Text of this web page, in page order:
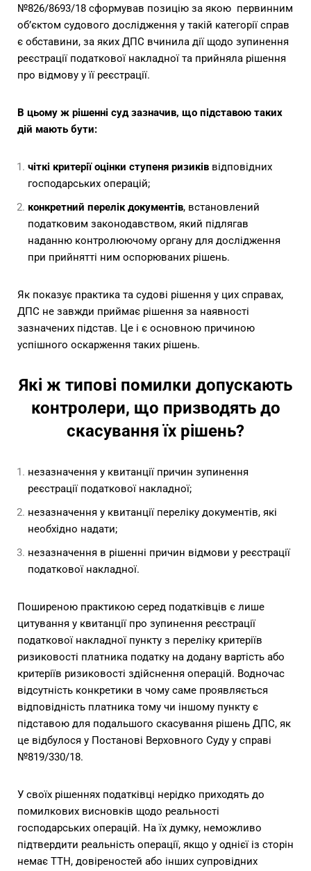
№826/8693/18 сформував позицію за якою первинним
об’єктом судового дослідження у такій категорії справ
є обставини, за яких ДПС вчинила дії щодо зупинення
реєстрації податкової накладної та прийняла рішення
про відмову у її реєстрації.
В цьому ж рішенні суд зазначив, що підставою таких
дій мають бути:
чіткі критерії оцінки ступеня ризиків відповідних
господарських операцій;
конкретний перелік документів, встановлений
податковим законодавством, який підлягав
наданню контролюючому органу для дослідження
при прийнятті ним оспорюваних рішень.
Як показує практика та судові рішення у цих справах,
ДПС не завжди приймає рішення за наявності
зазначених підстав. Це і є основною причиною
успішного оскарження таких рішень.
Які ж типові помилки допускають
контролери, що призводять до
скасування їх рішень?
незазначення у квитанції причин зупинення
реєстрації податкової накладної;
незазначення у квитанції переліку документів, які
необхідно надати;
незазначення в рішенні причин відмови у реєстрації
податкової накладної.
Поширеною практикою серед податківців є лише
цитування у квитанції про зупинення реєстрації
податкової накладної пункту з переліку критеріїв
ризиковості платника податку на додану вартість або
критеріїв ризиковості здійснення операцій. Водночас
відсутність конкретики в чому саме проявляється
відповідність платника тому чи іншому пункту є
підставою для подальшого скасування рішень ДПС, як
це відбулося у Постанові Верховного Суду у справі
№819/330/18.
У своїх рішеннях податківці нерідко приходять до
помилкових висновків щодо реальності
господарських операцій. На їх думку, неможливо
підтвердити реальність операції, якщо у однієї із сторін
немає ТТН, довіреностей або інших супровідних